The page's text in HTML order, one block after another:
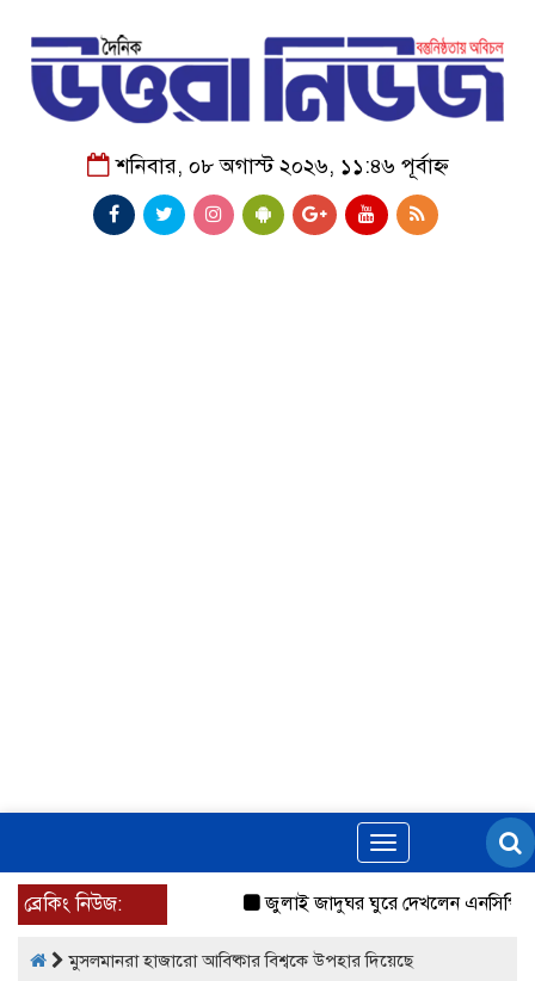
শনিবার, ০৮ অগাস্ট ২০২৬, ১১:৪৬ পূর্বাহ্ন
Toggle
navigation
ব্রেকিং নিউজ: জুলাই জাদুঘর ঘুরে দেখলেন এনসিপি
মুসলমানরা হাজারো আবিষ্কার বিশ্বকে উপহার দিয়েছে